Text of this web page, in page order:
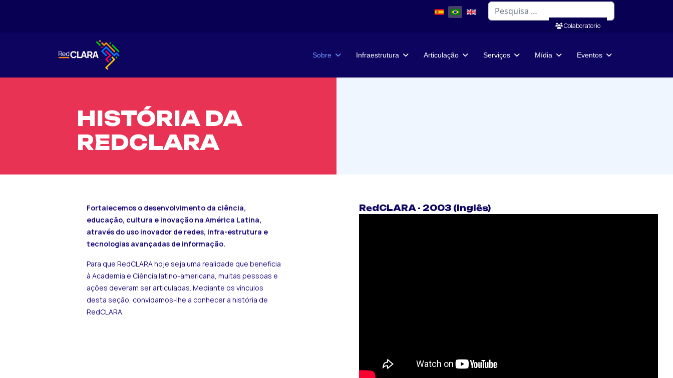
Pesquisar
Colaboratorio
Sobre Infraestrutura Articulação Serviços Mídia Eventos
HISTÓRIA DA
REDCLARA
Fortalecemos o desenvolvimento da ciência,
educação, cultura e inovação na América Latina,
através do uso inovador de redes, infra-estrutura e
tecnologias avançadas de informação.
Para que RedCLARA hoje seja uma realidade que beneficia
à Academia e Ciência latino-americana, muitas pessoas e
ações deveram ser articuladas. Mediante os vínculos
desta seção, convidamos-lhe a conhecer a história de
RedCLARA.
RedCLARA - 2003 (Inglês)